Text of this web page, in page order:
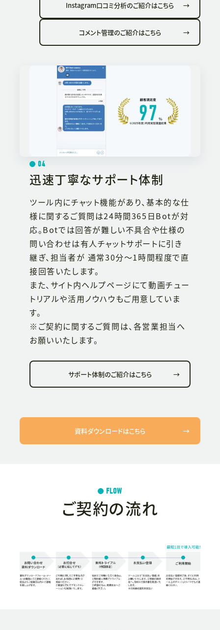
Instagram口コミ分析のご紹介はこちら →
コメント管理のご紹介はこちら →
04
迅速丁寧なサポート体制
ツール内にチャット機能があり、基本的な仕
様に関するご質問は24時間365日Botが対
応。Botでは回答が難しい不具合や仕様の
問い合わせは有人チャットサポートに引き
継ぎ、担当者が 通常30分～1時間程度で直
接回答いたします。
また、サイト内ヘルプページにて動画チュー
トリアルや活用ノウハウもご用意していま
す。
※ご契約に関するご質問は、各営業担当へ
お願いいたします。
サポート体制のご紹介はこちら →
資料ダウンロードはこちら →
FLOW
ご契約の流れ